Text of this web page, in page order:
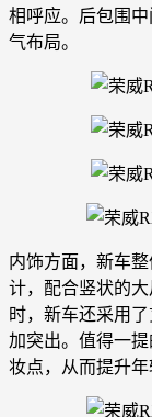
相呼应。后包围
气布局。
内饰方面，新车
计，配合竖状的
时，新车还采用
加突出。值得一
妆点，从而提升年